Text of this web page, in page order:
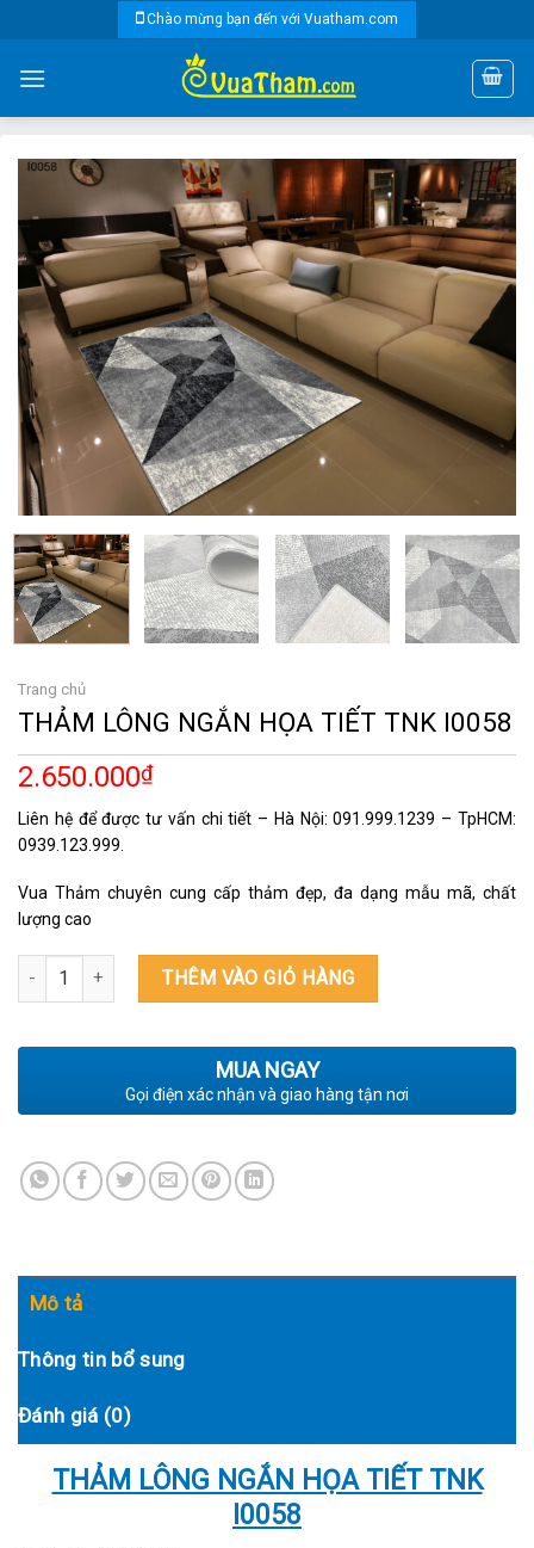
content
Chào mừng bạn đến với Vuatham.com
Trang chủ
THẢM LÔNG NGẮN HỌA TIẾT TNK I0058
2.650.000₫
Liên hệ để được tư vấn chi tiết – Hà Nội: 091.999.1239 – TpHCM:
0939.123.999.
Vua Thảm chuyên cung cấp thảm đẹp, đa dạng mẫu mã, chất
lượng cao
THẢM LÔNG NGẮN HỌA TIẾT TNK I0058 số lượng
THÊM VÀO GIỎ HÀNG
MUA NGAY
Gọi điện xác nhận và giao hàng tận nơi
Mô tả
Thông tin bổ sung
Đánh giá (0)
THẢM LÔNG NGẮN HỌA TIẾT TNK
I0058